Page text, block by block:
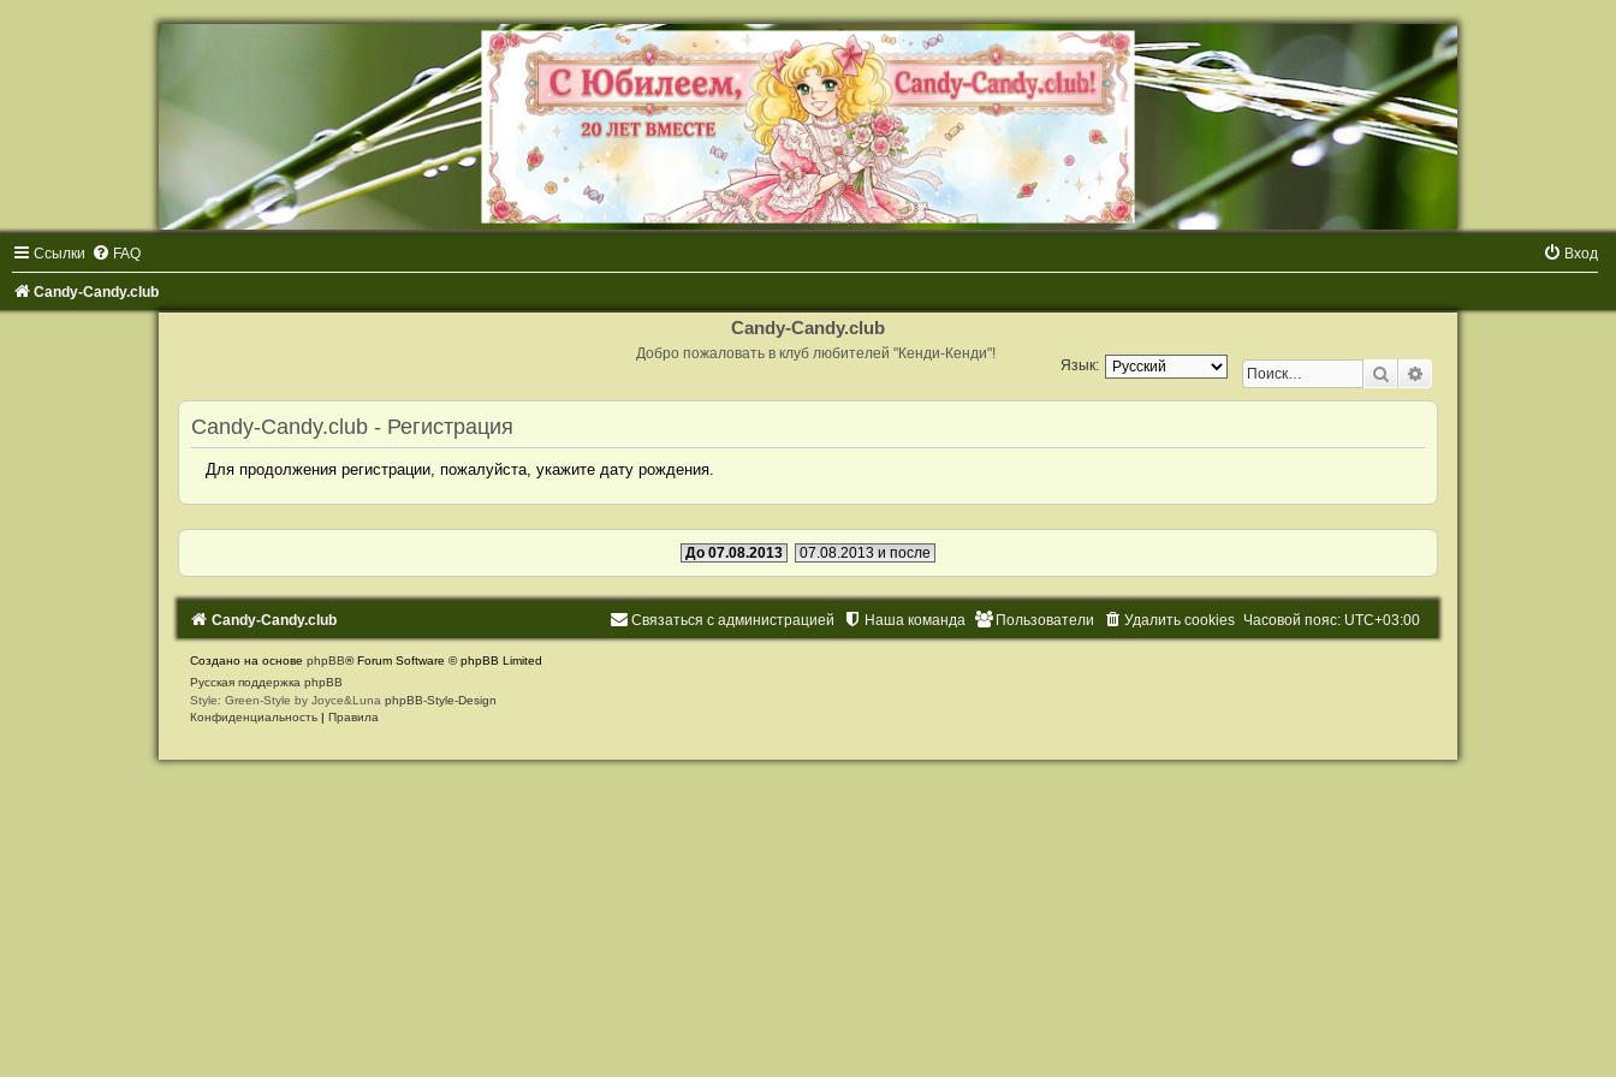
Ссылки FAQ Вход
Candy-Candy.club
Candy-Candy.club
Добро пожаловать в клуб любителей "Кенди-Кенди"!
Поиск
Язык:
Candy-Candy.club - Регистрация
Для продолжения регистрации, пожалуйста, укажите дату рождения.
До 07.08.2013 07.08.2013 и после
Candy-Candy.club Часовой пояс: UTC+03:00
Удалить cookies
Пользователи
Наша команда
Связаться с администрацией
Создано на основе phpBB® Forum Software © phpBB Limited
Русская поддержка phpBB
Style: Green-Style by Joyce&Luna phpBB-Style-Design
Конфиденциальность | Правила